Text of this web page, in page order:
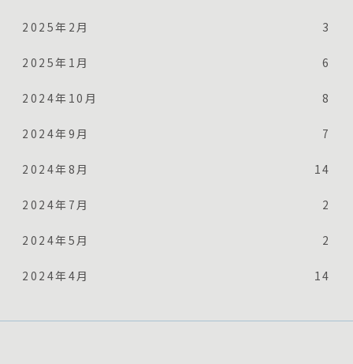
2025年2月 3
2025年1月 6
2024年10月 8
2024年9月 7
2024年8月 14
2024年7月 2
2024年5月 2
2024年4月 14